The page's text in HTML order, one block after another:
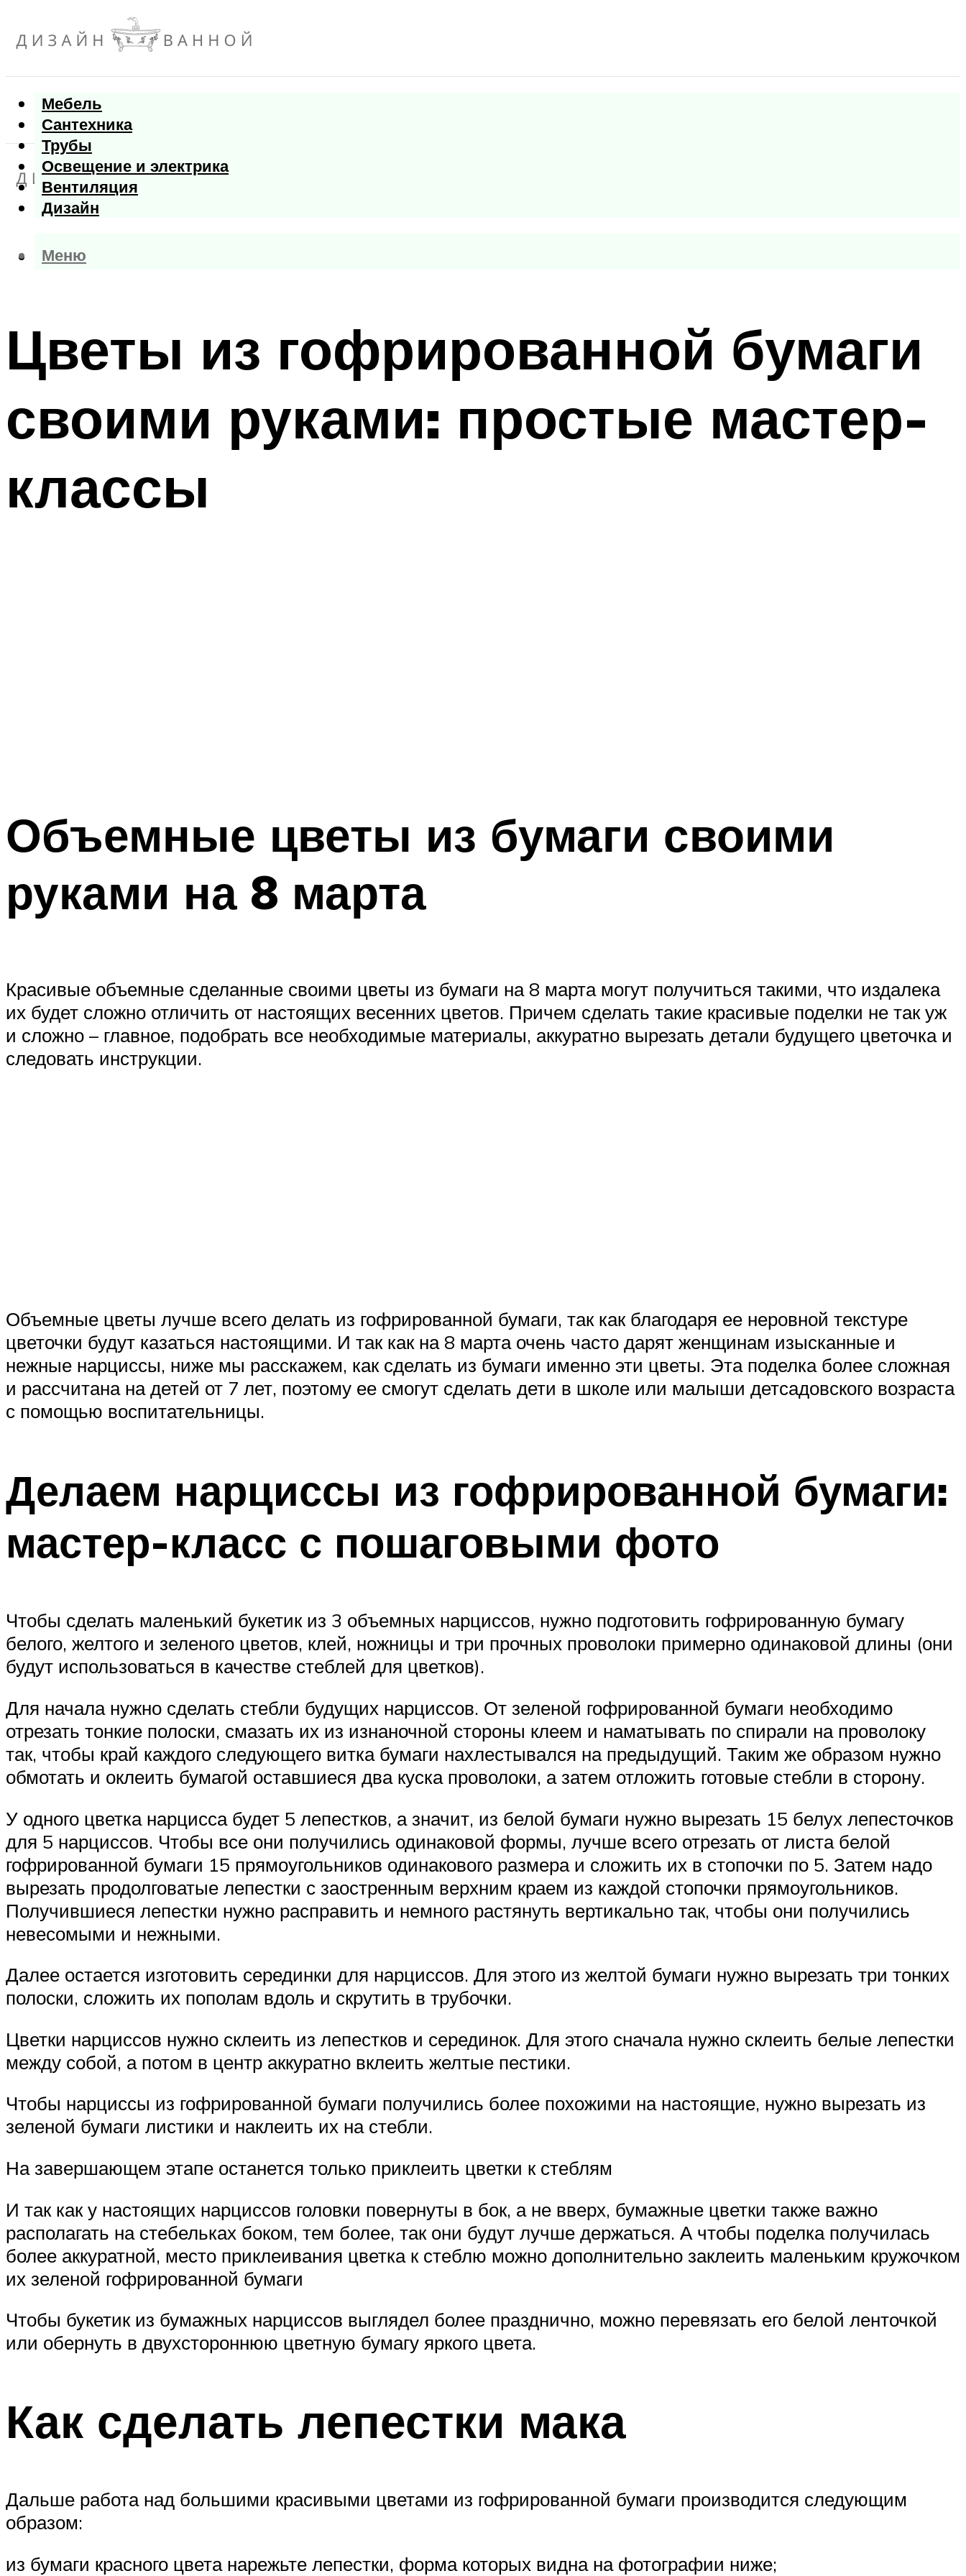
Мебель
Сантехника
Трубы
Освещение и электрика
Вентиляция
Дизайн
Меню
Меню
Цветы из гофрированной бумаги
своими руками: простые мастер-
классы
Объемные цветы из бумаги своими
руками на 8 марта
Красивые объемные сделанные своими цветы из бумаги на 8 марта могут получиться такими, что издалека
их будет сложно отличить от настоящих весенних цветов. Причем сделать такие красивые поделки не так уж
и сложно – главное, подобрать все необходимые материалы, аккуратно вырезать детали будущего цветочка и
следовать инструкции.
Объемные цветы лучше всего делать из гофрированной бумаги, так как благодаря ее неровной текстуре
цветочки будут казаться настоящими. И так как на 8 марта очень часто дарят женщинам изысканные и
нежные нарциссы, ниже мы расскажем, как сделать из бумаги именно эти цветы. Эта поделка более сложная
и рассчитана на детей от 7 лет, поэтому ее смогут сделать дети в школе или малыши детсадовского возраста
с помощью воспитательницы.
Делаем нарциссы из гофрированной бумаги:
мастер-класс с пошаговыми фото
Чтобы сделать маленький букетик из 3 объемных нарциссов, нужно подготовить гофрированную бумагу
белого, желтого и зеленого цветов, клей, ножницы и три прочных проволоки примерно одинаковой длины (они
будут использоваться в качестве стеблей для цветков).
Для начала нужно сделать стебли будущих нарциссов. От зеленой гофрированной бумаги необходимо
отрезать тонкие полоски, смазать их из изнаночной стороны клеем и наматывать по спирали на проволоку
так, чтобы край каждого следующего витка бумаги нахлестывался на предыдущий. Таким же образом нужно
обмотать и оклеить бумагой оставшиеся два куска проволоки, а затем отложить готовые стебли в сторону.
У одного цветка нарцисса будет 5 лепестков, а значит, из белой бумаги нужно вырезать 15 белух лепесточков
для 5 нарциссов. Чтобы все они получились одинаковой формы, лучше всего отрезать от листа белой
гофрированной бумаги 15 прямоугольников одинакового размера и сложить их в стопочки по 5. Затем надо
вырезать продолговатые лепестки с заостренным верхним краем из каждой стопочки прямоугольников.
Получившиеся лепестки нужно расправить и немного растянуть вертикально так, чтобы они получились
невесомыми и нежными.
Далее остается изготовить серединки для нарциссов. Для этого из желтой бумаги нужно вырезать три тонких
полоски, сложить их пополам вдоль и скрутить в трубочки.
Цветки нарциссов нужно склеить из лепестков и серединок. Для этого сначала нужно склеить белые лепестки
между собой, а потом в центр аккуратно вклеить желтые пестики.
Чтобы нарциссы из гофрированной бумаги получились более похожими на настоящие, нужно вырезать из
зеленой бумаги листики и наклеить их на стебли.
На завершающем этапе останется только приклеить цветки к стеблям
И так как у настоящих нарциссов головки повернуты в бок, а не вверх, бумажные цветки также важно
располагать на стебельках боком, тем более, так они будут лучше держаться. А чтобы поделка получилась
более аккуратной, место приклеивания цветка к стеблю можно дополнительно заклеить маленьким кружочком
их зеленой гофрированной бумаги
Чтобы букетик из бумажных нарциссов выглядел более празднично, можно перевязать его белой ленточкой
или обернуть в двухстороннюю цветную бумагу яркого цвета.
Как сделать лепестки мака
Дальше работа над большими красивыми цветами из гофрированной бумаги производится следующим
образом:
из бумаги красного цвета нарежьте лепестки, форма которых видна на фотографии ниже;